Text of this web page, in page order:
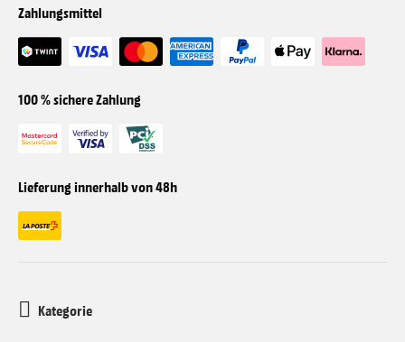
Zahlungsmittel
100 % sichere Zahlung
Lieferung innerhalb von 48h
Kategorie